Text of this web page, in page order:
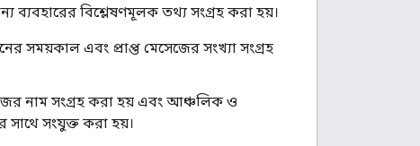
ব্যবহারের বিশ্লেষণমূলক তথ্য সংগ্রহ করা হয়।
সময়কাল এবং প্রাপ্ত মেসেজের সংখ্যা সংগ্রহ
নাম সংগ্রহ করা হয় এবং আঞ্চলিক ও
সাথে সংযুক্ত করা হয়।